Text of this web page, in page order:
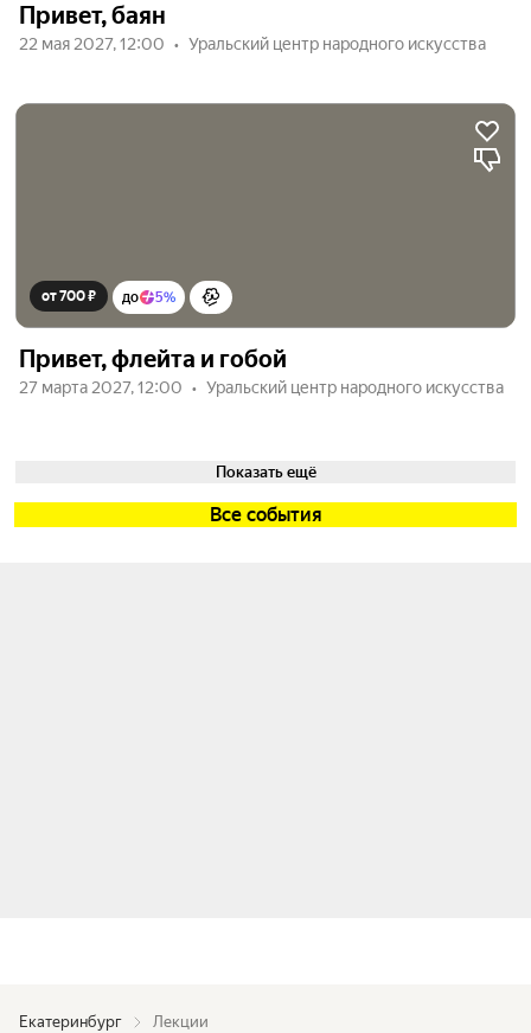
Привет, баян
22 мая 2027, 12:00 Уральский центр народного искусства
от 700 ₽ до 5%
Привет, флейта и гобой
27 марта 2027, 12:00 Уральский центр народного искусства
Показать ещё
Все события
Екатеринбург Лекции